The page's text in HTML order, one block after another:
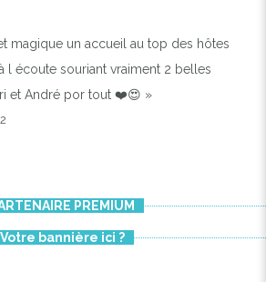
magique un accueil au top des hôtes
l écoute souriant vraiment 2 belles
et André por tout ❤️😍 »
PREMIUM
Votre bannière ici ?